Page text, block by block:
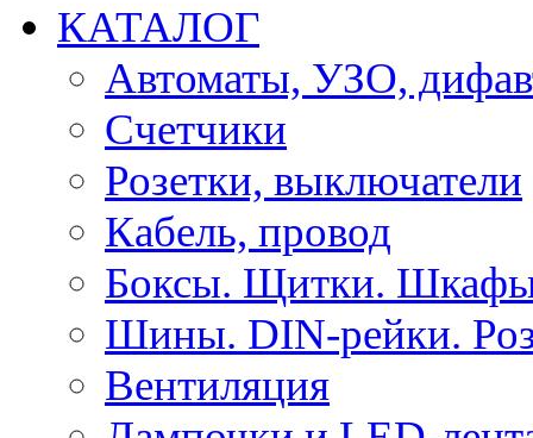
КАТАЛОГ
Автоматы, УЗО,
Счетчики
Розетки, выключатели
Кабель, провод
Боксы. Щитки.
Шины. DIN-рейки.
Вентиляция